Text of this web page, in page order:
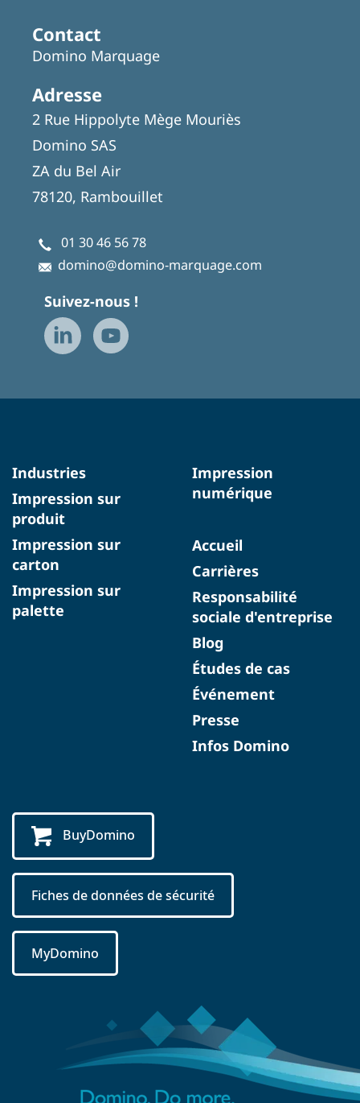
Contact
Domino Marquage
Adresse
2 Rue Hippolyte Mège Mouriès
Domino SAS
ZA du Bel Air
78120, Rambouillet
01 30 46 56 78
domino@domino-marquage.com
Suivez-nous !
Industries
Impression sur
produit
Impression sur
carton
Impression sur
palette
Impression
numérique
Accueil
Carrières
Responsabilité
sociale d'entreprise
Blog
Études de cas
Événement
Presse
Infos Domino
BuyDomino
Fiches de données de sécurité
MyDomino